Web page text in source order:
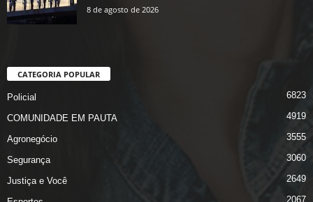
8 de agosto de 2026
CATEGORIA POPULAR
Policial 6823
COMUNIDADE EM PAUTA 4919
Agronegócio 3555
Segurança 3060
Justiça e Você 2649
2067